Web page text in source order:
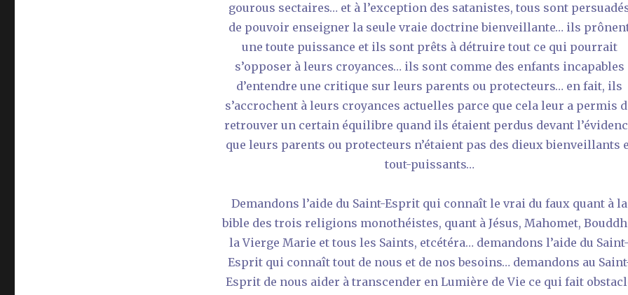
gourous sectaires… et à l’exception des satanistes, tous sont
de pouvoir enseigner la seule vraie doctrine bienveillante… ils
une toute puissance et ils sont prêts à détruire tout ce qui pourrait
s’opposer à leurs croyances… ils sont comme des enfants incapables
d’entendre une critique sur leurs parents ou protecteurs… en fait, ils
s’accrochent à leurs croyances actuelles parce que cela leur a permis
retrouver un certain équilibre quand ils étaient perdus devant
que leurs parents ou protecteurs n’étaient pas des dieux bienveillants
tout-puissants…
Demandons l’aide du Saint-Esprit qui connaît le vrai du faux quant à la
bible des trois religions monothéistes, quant à Jésus, Mahomet,
la Vierge Marie et tous les Saints, etcétéra… demandons l’aide du Saint-
Esprit qui connaît tout de nous et de nos besoins… demandons au
Esprit de nous aider à transcender en Lumière de Vie ce qui fait